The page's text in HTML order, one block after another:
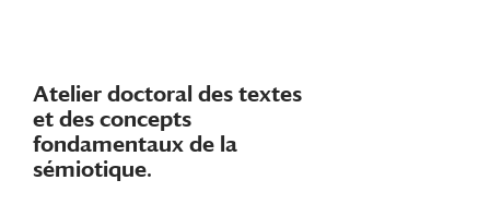
Atelier doctoral des textes
et des concepts
fondamentaux de la
sémiotique.